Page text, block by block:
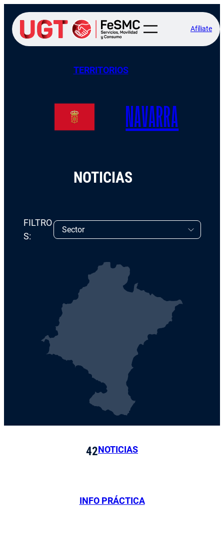
Afíliate
TERRITORIOS
NAVARRA
NOTICIAS
FILTRO
S:
42NOTICIAS
INFO PRÁCTICA